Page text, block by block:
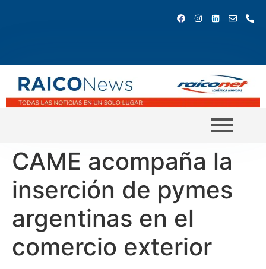
CAME acompaña la
inserción de pymes
argentinas en el
comercio exterior